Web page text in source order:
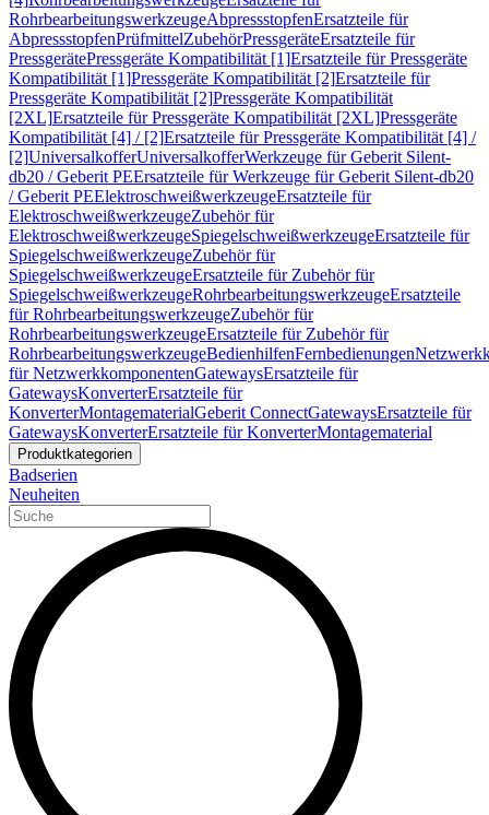
RohrbearbeitungswerkzeugeAbpressstopfenErsatzteile für
AbpressstopfenPrüfmittelZubehörPressgeräteErsatzteile für
PressgerätePressgeräte Kompatibilität [1]Ersatzteile für Pressgeräte
Kompatibilität [1]Pressgeräte Kompatibilität [2]Ersatzteile für
Pressgeräte Kompatibilität [2]Pressgeräte Kompatibilität
[2XL]Ersatzteile für Pressgeräte Kompatibilität [2XL]Pressgeräte
Kompatibilität [4] / [2]Ersatzteile für Pressgeräte Kompatibilität [4] /
[2]UniversalkofferUniversalkofferWerkzeuge für Geberit Silent-
db20 / Geberit PEErsatzteile für Werkzeuge für Geberit Silent-db20
/ Geberit PEElektroschweißwerkzeugeErsatzteile für
ElektroschweißwerkzeugeZubehör für
ElektroschweißwerkzeugeSpiegelschweißwerkzeugeErsatzteile für
SpiegelschweißwerkzeugeZubehör für
SpiegelschweißwerkzeugeErsatzteile für Zubehör für
SpiegelschweißwerkzeugeRohrbearbeitungswerkzeugeErsatzteile
für RohrbearbeitungswerkzeugeZubehör für
RohrbearbeitungswerkzeugeErsatzteile für Zubehör für
RohrbearbeitungswerkzeugeBedienhilfenFernbedienungen
für NetzwerkkomponentenGatewaysErsatzteile für
GatewaysKonverterErsatzteile für
KonverterMontagematerialGeberit ConnectGatewaysErsatzteile für
GatewaysKonverterErsatzteile für KonverterMontagematerial
Produktkategorien
Badserien
Neuheiten